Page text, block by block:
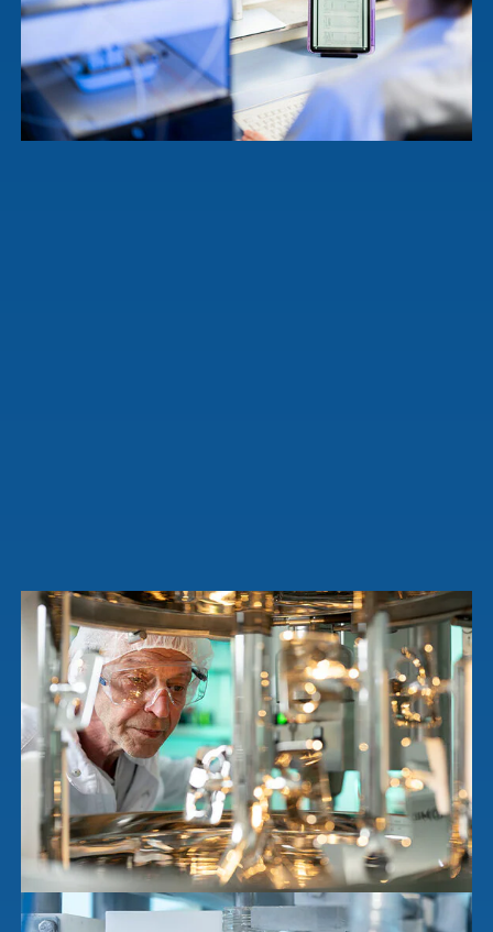
Service
Ergebnisse
anzeigen
Tierarztbedarf
Ergebnisse
anzeigen
vitofyllin
Ergebnisse
Schnellzugriff
Service &
Kontakt
WDT-Marktplatz
Tierarztbedarf